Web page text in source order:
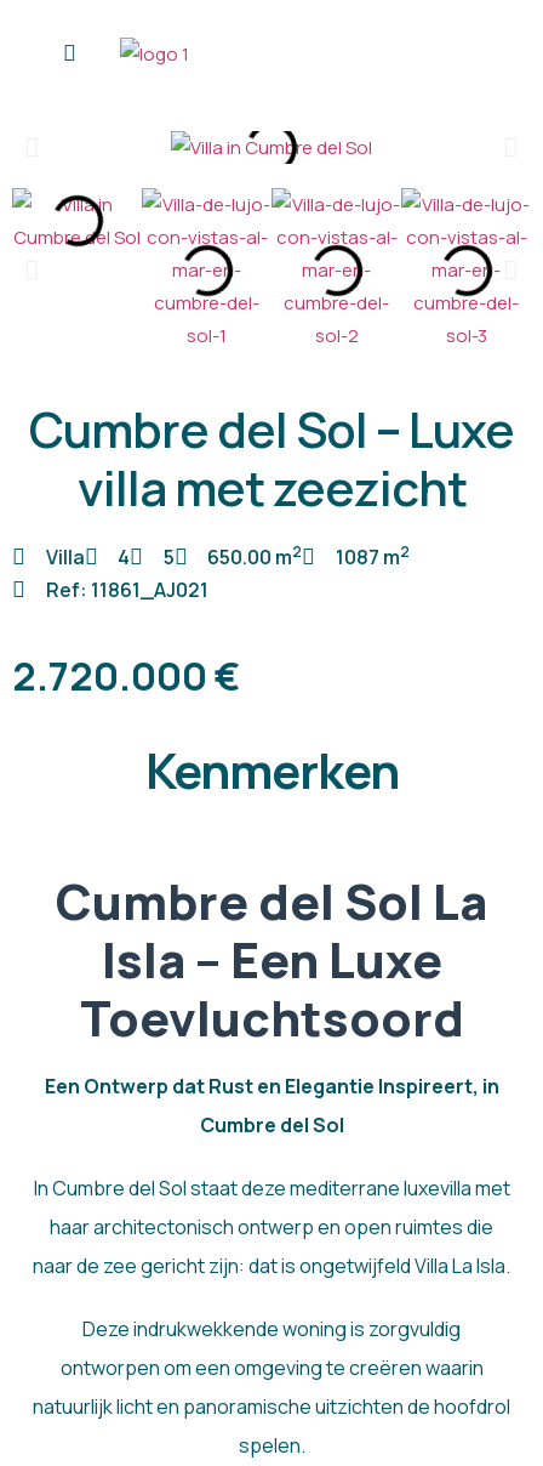
Cumbre del Sol – Luxe
villa met zeezicht
Villa 4 5 650.00 m2 1087 m2
Ref: 11861_AJ021
2.720.000 €
Kenmerken
Cumbre del Sol La
Isla – Een Luxe
Toevluchtsoord
Een Ontwerp dat Rust en Elegantie Inspireert, in
Cumbre del Sol
In Cumbre del Sol staat deze mediterrane luxevilla met
haar architectonisch ontwerp en open ruimtes die
naar de zee gericht zijn: dat is ongetwijfeld Villa La Isla.
Deze indrukwekkende woning is zorgvuldig
ontworpen om een omgeving te creëren waarin
natuurlijk licht en panoramische uitzichten de hoofdrol
spelen.